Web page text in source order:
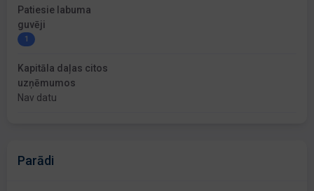
Patiesie labuma
guvēji
1
Kapitāla daļas citos
uzņēmumos
Nav datu
Parādi